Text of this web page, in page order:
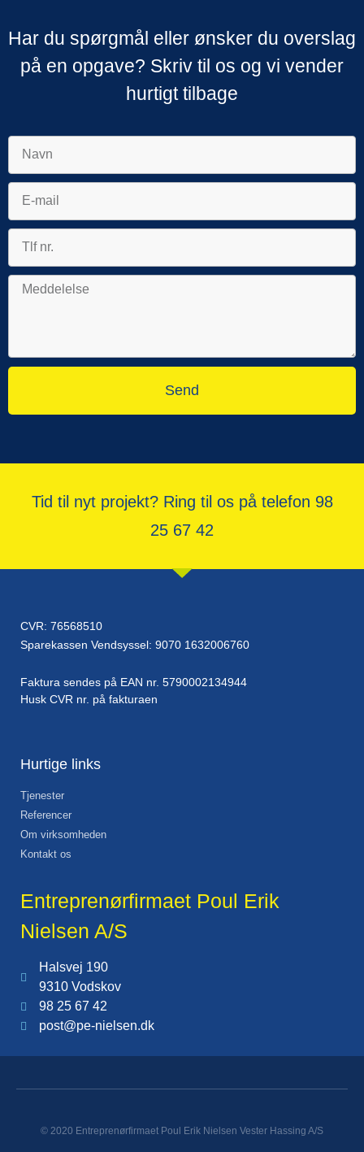
Har du spørgmål eller ønsker du overslag
på en opgave? Skriv til os og vi vender
hurtigt tilbage
Send
Tid til nyt projekt? Ring til os på telefon 98
25 67 42
CVR: 76568510
Sparekassen Vendsyssel: 9070 1632006760
Faktura sendes på EAN nr. 5790002134944
Husk CVR nr. på fakturaen
Hurtige links
Tjenester
Referencer
Om virksomheden
Kontakt os
Entreprenørfirmaet Poul Erik
Nielsen A/S
Halsvej 190
9310 Vodskov
98 25 67 42
post@pe-nielsen.dk
© 2020 Entreprenørfirmaet Poul Erik Nielsen Vester Hassing A/S